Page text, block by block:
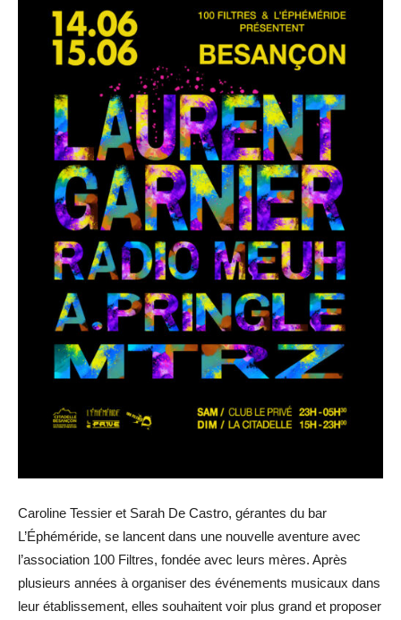
Caroline Tessier et Sarah De Castro, gérantes du bar
L’Éphéméride, se lancent dans une nouvelle aventure avec
l’association 100 Filtres, fondée avec leurs mères. Après
plusieurs années à organiser des événements musicaux dans
leur établissement, elles souhaitent voir plus grand et proposer